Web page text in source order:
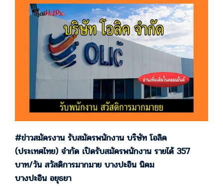
1 นิคมอุตสาหกรรมบ้านหว้า (ไฮเทค) ถนนสายเอเซีย-
นครสวรรค์ ตำบลบ้านเลน อำเภอบางปะอิน
จ.พระนครศรีอยุธยา 13160 แผนที่…
#ข่าวสมัครงาน รับสมัครพนักงาน บริษัท โอลิค
(ประเทศไทย) จำกัด เปิดรับสมัครพนักงาน รายได้ 357
บาท/วัน สวัสดิการมากมาย บางปะอิน นิคม
บางปะอิน อยุธยา